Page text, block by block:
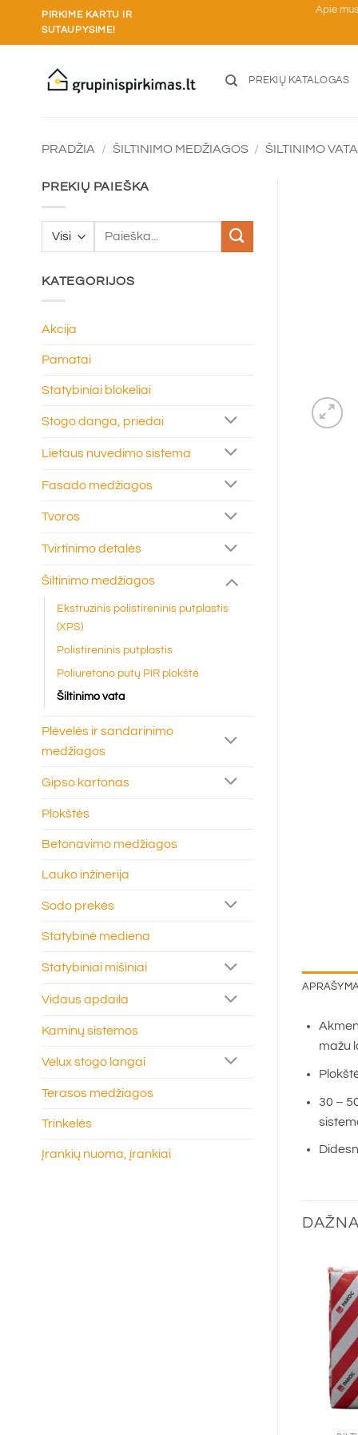
content
PIRKIME KARTU IR
SUTAUPYSIME!
Apie mus
PREKIŲ KATALOGAS
PRADŽIA / ŠILTINIMO MEDŽIAGOS / ŠILTINIMO VATA
PREKIŲ PAIEŠKA
Ieškoti:
KATEGORIJOS
Akcija
Pamatai
Statybiniai blokeliai
Stogo danga, priedai
Lietaus nuvedimo sistema
Fasado medžiagos
Tvoros
Tvirtinimo detalės
Šiltinimo medžiagos
Ekstruzinis polistireninis putplastis
(XPS)
Polistireninis putplastis
Poliuretano putų PIR plokštė
Šiltinimo vata
Plėvelės ir sandarinimo
medžiagos
Gipso kartonas
Plokštės
Betonavimo medžiagos
Lauko inžinerija
Sodo prekės
Statybinė mediena
Statybiniai mišiniai
Vidaus apdaila
Kaminų sistemos
Velux stogo langai
Terasos medžiagos
Trinkelės
Įrankių nuoma, įrankiai
mažu
30 –